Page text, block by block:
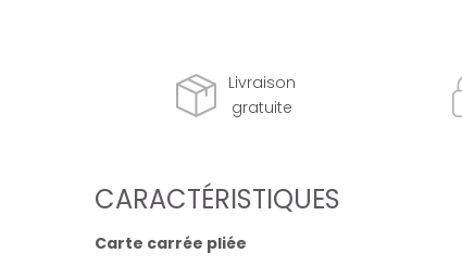
Livraison
gratuite
CARACTÉRISTIQUES
Carte carrée pliée